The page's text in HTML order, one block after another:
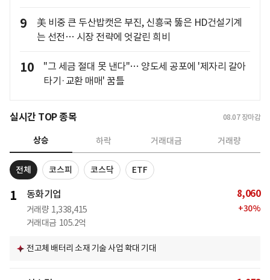
9
美 비중 큰 두산밥캣은 부진, 신흥국 뚫은 HD건설기계
는 선전… 시장 전략에 엇갈린 희비
10
"그 세금 절대 못 낸다"… 양도세 공포에 '제자리 갈아
타기·교환 매매' 꿈틀
실시간 TOP 종목 08.07 장마감
상승 하락 거래대금 거래량
전체 코스피 코스닥 ETF
1 동화기업
거래량 1,338,415
거래대금 105.2억
8,060
+30%
전고체 배터리 소재 기술 사업 확대 기대